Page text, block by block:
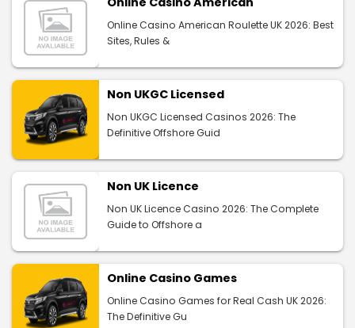
Online Casino American Roulette UK 2026: Best
Sites, Rules &
Non UKGC Licensed
Non UKGC Licensed Casinos 2026: The
Definitive Offshore Guid
Non UK Licence
Non UK Licence Casino 2026: The Complete
Guide to Offshore a
Online Casino Games
Online Casino Games for Real Cash UK 2026:
The Definitive Gu